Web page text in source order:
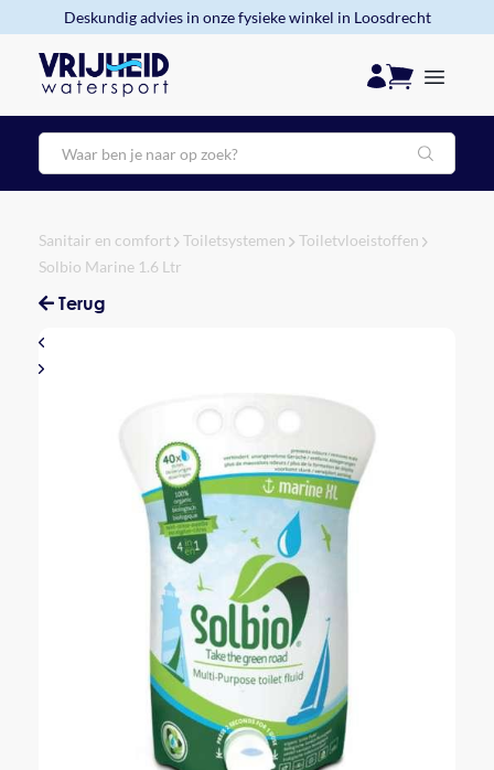
Deskundig advies in onze fysieke winkel in Loosdrecht
Zoeken
Sanitair en comfort Toiletsystemen
Toiletvloeistoffen
Solbio Marine 1.6 Ltr
Terug